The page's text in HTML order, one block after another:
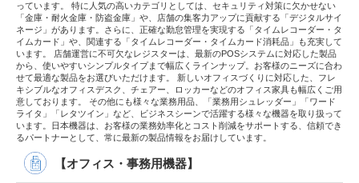
っています。 特に人気の高いカテゴリとしては、セキュリティ対策に欠かせない
「金庫・耐火金庫・防盗金庫」や、店舗の集客力アップに貢献する「デジタルサイ
ネージ」があります。さらに、正確な勤怠管理を実現する「タイムレコーダー・タ
イムカード」や、関連する「タイムレコーダー・タイムカード消耗品」も充実して
います。 店舗運営に不可欠なレジスターは、最新のPOSシステムに対応した製品
から、使いやすいシンプルタイプまで幅広くラインナップ。お客様のニーズに合わ
せて最適な製品をお選びいただけます。 新しいオフィスづくりに対応した、フレ
キシブルなオフィスデスク、チェアー、ロッカーなどのオフィス家具も幅広くご用
意しております。 その他にも様々な業務用品、「業務用シュレッダー」「ワード
ライタ」「レタツイン」など、ビジネスシーンで活躍する様々な機器を取り扱って
います。日本機器は、お客様の業務効率化とコスト削減をサポートする、信頼でき
るパートナーとして、常に最新の製品情報をお届けしています。
【オフィス・事務用機器】